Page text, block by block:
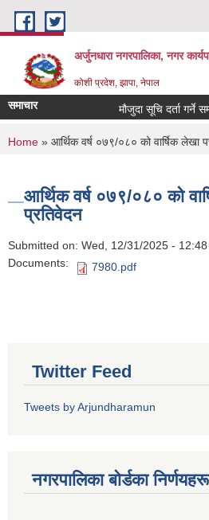
Skip to main content
अर्जुनधारा नगरपालिका, नगर
कोशी प्रदेश, झापा, नेपाल
समाचार मौजुदा सूचि दर्ता गर्ने
You are here
Home » आर्थिक वर्ष ०७९/०८० को वार्षिक लेखा
आर्थिक वर्ष ०७९/०८० को
प्रतिवेदन
Submitted on: Wed, 12/31/2025 - 12:48
Documents:
7980.pdf
Twitter Feed
Tweets by Arjundharamun
नगरपालिका बाेर्डका निर्णयहरू